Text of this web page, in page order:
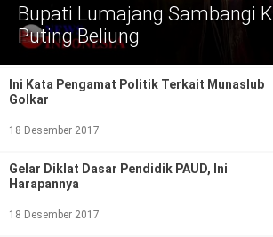
Politik
Gaya Hidup
Kesehatan Kuliner
Otomotif
Iptek
Bupati Lumajang Sambangi
Puting Beliung
Ini Kata Pengamat Politik Terkait Munaslub
Golkar
18 Desember 2017
Gelar Diklat Dasar Pendidik PAUD, Ini
Harapannya
18 Desember 2017